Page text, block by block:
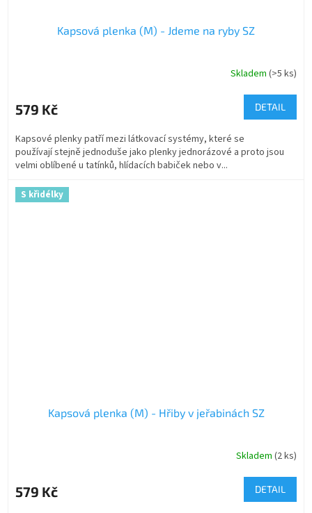
Kapsová plenka (M) - Jdeme na ryby SZ
Skladem (>5 ks)
579 Kč DETAIL
Kapsové plenky patří mezi látkovací systémy, které se
používají stejně jednoduše jako plenky jednorázové a proto jsou
velmi oblíbené u tatínků, hlídacích babiček nebo v...
S křidélky
Kapsová plenka (M) - Hřiby v jeřabinách SZ
Skladem (2 ks)
579 Kč DETAIL